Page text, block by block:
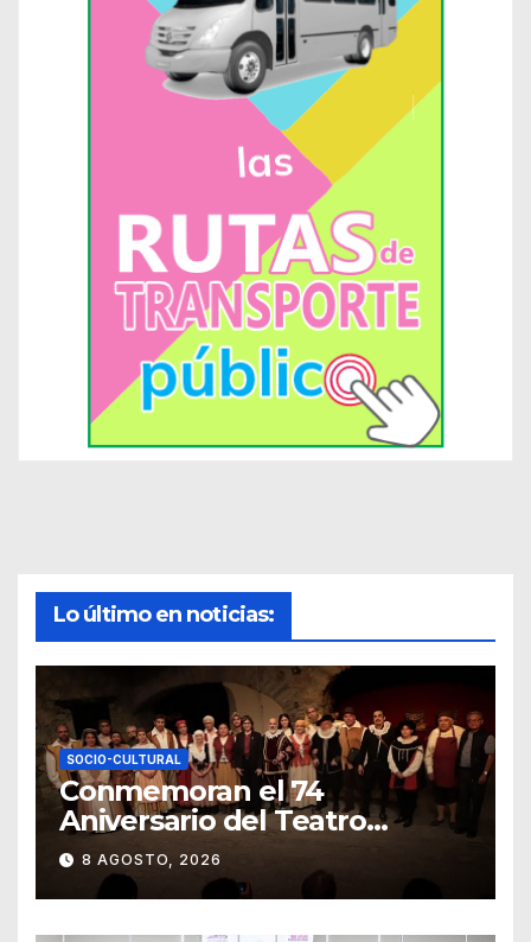
Lo último en noticias:
SOCIO-CULTURAL
Conmemoran el 74
Aniversario del Teatro
Universitario con una
representación del
“Retablillo jovial”
8 AGOSTO, 2026